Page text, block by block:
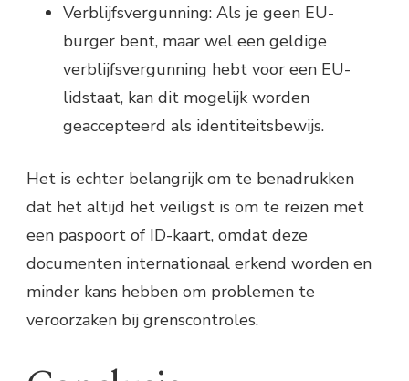
Verblijfsvergunning: Als je geen EU-
burger bent, maar wel een geldige
verblijfsvergunning hebt voor een EU-
lidstaat, kan dit mogelijk worden
geaccepteerd als identiteitsbewijs.
Het is echter belangrijk om te benadrukken
dat het altijd het veiligst is om te reizen met
een paspoort of ID-kaart, omdat deze
documenten internationaal erkend worden en
minder kans hebben om problemen te
veroorzaken bij grenscontroles.